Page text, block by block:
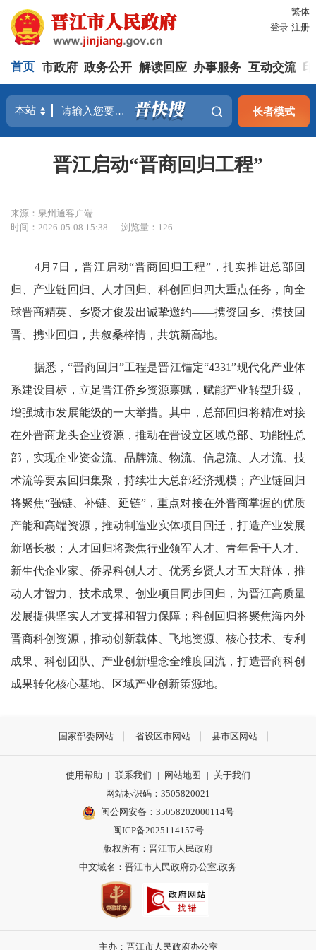
繁体
登录 注册
首页 市政府 政务公开 解读回应 办事服务 互动交流
长者模式
晋江启动“晋商回归工程”
来源：泉州通客户端
时间：2026-05-08 15:38
浏览量： 126
4月7日，晋江启动“晋商回归工程”，扎实推进总部回
归、产业链回归、人才回归、科创回归四大重点任务，向全
球晋商精英、乡贤才俊发出诚挚邀约——携资回乡、携技回
晋、携业回归，共叙桑梓情，共筑新高地。
据悉，“晋商回归”工程是晋江锚定“4331”现代化产业体
系建设目标，立足晋江侨乡资源禀赋，赋能产业转型升级，
增强城市发展能级的一大举措。其中，总部回归将精准对接
在外晋商龙头企业资源，推动在晋设立区域总部、功能性总
部，实现企业资金流、品牌流、物流、信息流、人才流、技
术流等要素回归集聚，持续壮大总部经济规模；产业链回归
将聚焦“强链、补链、延链”，重点对接在外晋商掌握的优质
产能和高端资源，推动制造业实体项目回迁，打造产业发展
新增长极；人才回归将聚焦行业领军人才、青年骨干人才、
新生代企业家、侨界科创人才、优秀乡贤人才五大群体，推
动人才智力、技术成果、创业项目同步回归，为晋江高质量
发展提供坚实人才支撑和智力保障；科创回归将聚焦海内外
晋商科创资源，推动创新载体、飞地资源、核心技术、专利
成果、科创团队、产业创新理念全维度回流，打造晋商科创
成果转化核心基地、区域产业创新策源地。
国家部委网站 省设区市网站 县市区网站
使用帮助 | 联系我们 | 网站地图 | 关于我们
网站标识码：3505820021
闽公网安备：35058202000114号
闽ICP备2025114157号
版权所有：晋江市人民政府
中文域名：晋江市人民政府办公室.政务
主办：晋江市人民政府办公室